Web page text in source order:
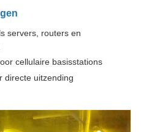
servers, routers en
cellulaire basisstations
directe uitzending